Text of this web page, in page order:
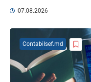
Codul
07.08.2026
Contabilsef.md